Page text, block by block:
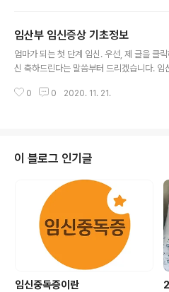
있다 대체로 산모의 몸 회복이 빠르고 염증과
으로 인한 후유증도 적다. 신생아는 밤낮이
에 밤에도 안아주고 돌봐주어야 한다. 산후
2 프로그램과 편의 시설이 잘 갖춰져 있다. 산
임산부 임신증상 기초정보
엄마가 되는 첫 단계 임신. 우선, 제 글을 클
신 축하드린다는 말씀부터 드리겠습니다. 임
할지, 뭐가 맞는 건지, 뭐가 틀린 건지 모릅니
의사도 가르쳐주지 않은 초음파 사진 읽는 법
겠습니다. 임신 첫 달이 끝나갈 무렵의 태아는
머리에 등이 아치형이며 꼬리가 기다란 척추
갖추고 있습니다. 단일세포였던 수정란이
수백 개의 세포로 분열해 신경, 근육, 혈관,
주요 계통을 갖춘 조직화..
0 0 2020. 11. 21.
이 블로그 인기글
임신중독증이란